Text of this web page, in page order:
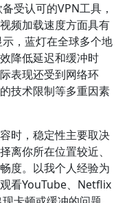
受认可的VPN工具，
频加载速度方面具有
，蓝灯在全球多个地
降低延迟和缓冲时
表现还受到网络环
技术限制等多重因素
时，稳定性主要取决
离你所在位置较近、
度。以我个人经验为
看YouTube、Netflix